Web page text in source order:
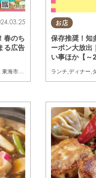
東海市
,大府市 知多市,半田市
春のち
る広告
,カフェ スイーツ,テイクアウト,ち
お店
保存推奨！知
ーポン大放出
い事ほか【～
ランチ ,ディナー